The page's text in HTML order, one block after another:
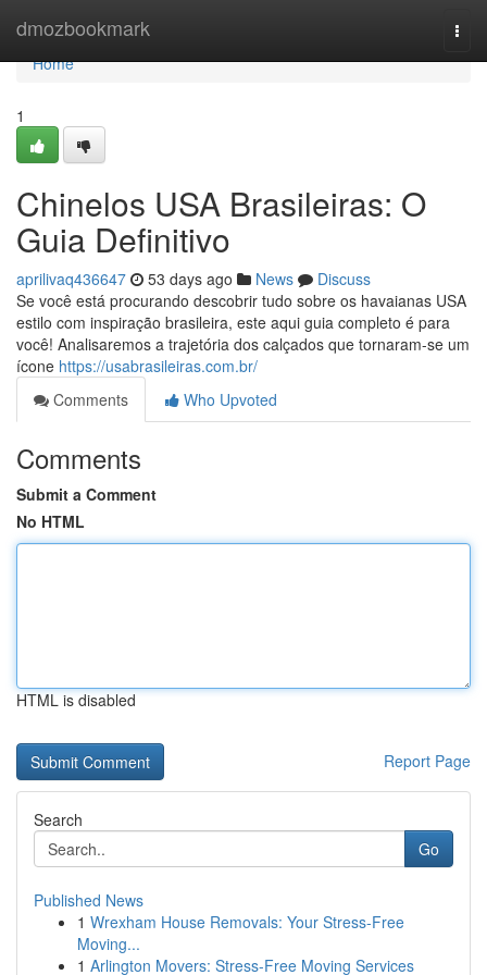
dmozbookmark
Home
Home
1
Chinelos USA Brasileiras: O
Guia Definitivo
aprilivaq436647 53 days ago News
Discuss
Se você está procurando descobrir tudo sobre os havaianas USA
estilo com inspiração brasileira, este aqui guia completo é para
você! Analisaremos a trajetória dos calçados que tornaram-se um
ícone https://usabrasileiras.com.br/
Comments
Who Upvoted
Comments
Submit a Comment
No HTML
HTML is disabled
Report Page
Search
Go
Published News
1 Wrexham House Removals: Your Stress-Free
Moving...
1 Arlington Movers: Stress-Free Moving Services